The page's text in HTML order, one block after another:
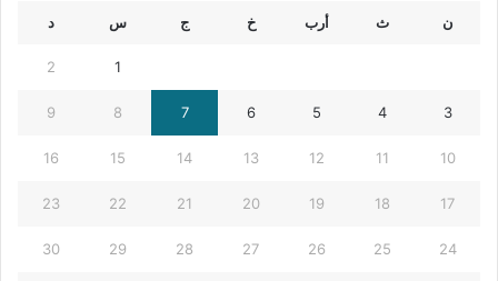
ن ث أرب خ ج س د
1
2
3
4
5
6
7
8
9
10
11
12
13
14
15
16
17
18
19
20
21
22
23
24
25
26
27
28
29
30